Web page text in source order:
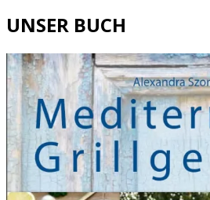
UNSER BUCH